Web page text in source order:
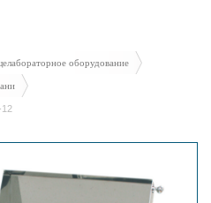
оборудование
12